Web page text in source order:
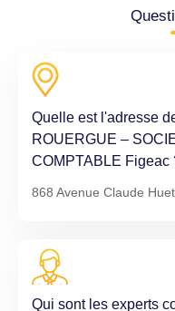
Quelle est l'adresse
ROUERGUE –
COMPTABLE Figeac
868 Avenue Claude
Qui sont les experts